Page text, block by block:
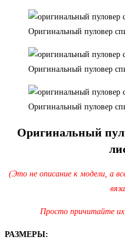
Оригинальный пуловер
Оригинальный пуловер
Оригинальный пуловер
Оригинальный
(Это не описание к модели, а
Просто причитайте
РАЗМЕРЫ: